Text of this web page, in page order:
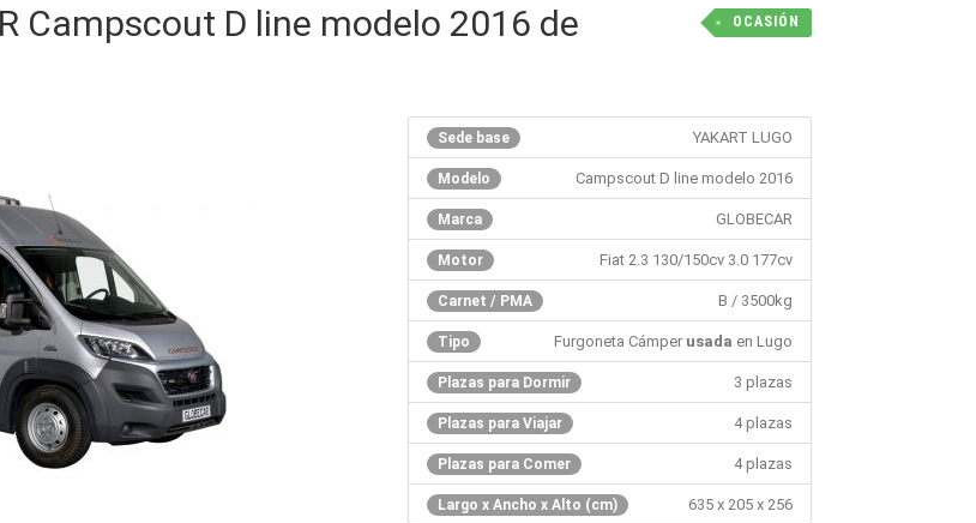
OCASIÓN
Campscout D line modelo 2016 de
Sede base YAKART LUGO
Modelo Campscout D line modelo 2016
Marca GLOBECAR
Motor Fiat 2.3 130/150cv 3.0 177cv
Carnet / PMA B / 3500kg
Tipo Furgoneta Cámper usada en Lugo
Plazas para Dormir 3 plazas
Plazas para Viajar 4 plazas
Plazas para Comer 4 plazas
Largo x Ancho x Alto (cm) 635 x 205 x 256